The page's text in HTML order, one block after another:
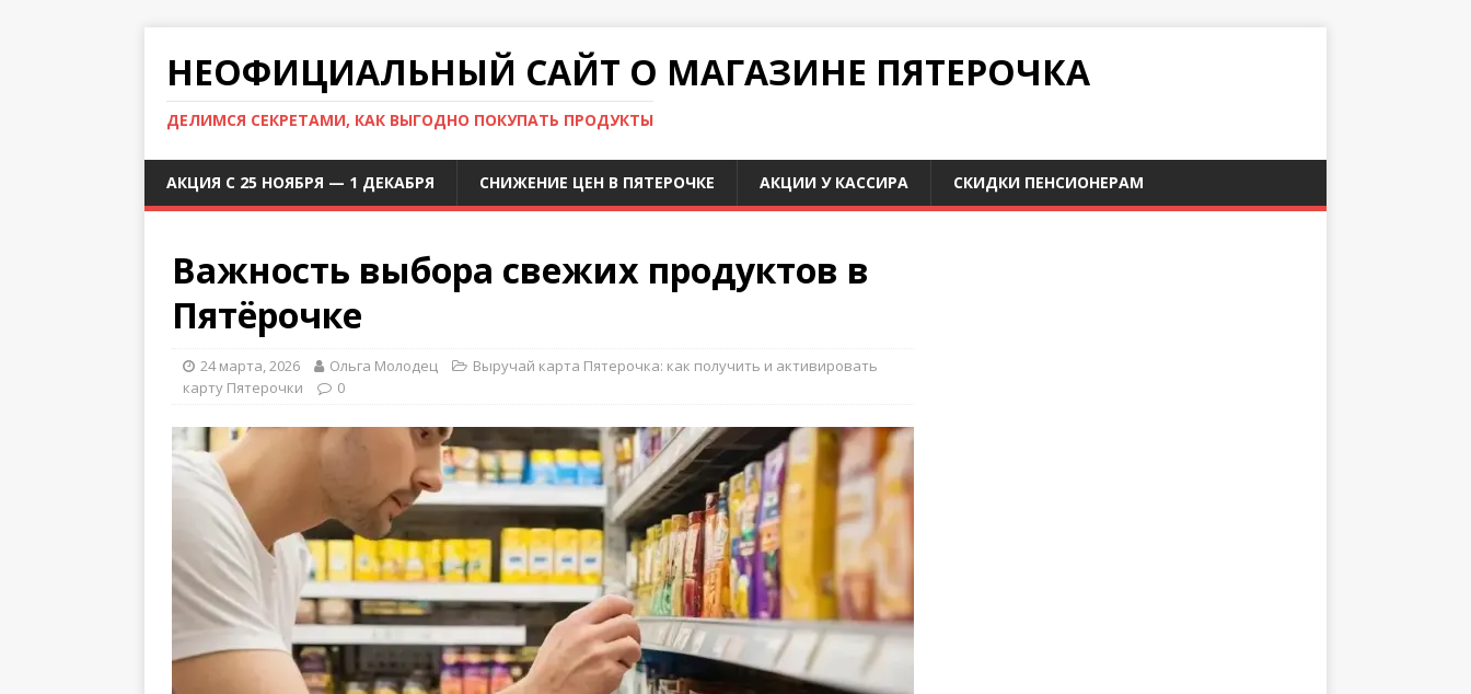
НЕОФИЦИАЛЬНЫЙ САЙТ О МАГАЗИНЕ ПЯТЕРОЧКА
ДЕЛИМСЯ СЕКРЕТАМИ, КАК ВЫГОДНО ПОКУПАТЬ ПРОДУКТЫ
АКЦИЯ С 25 НОЯБРЯ — 1 ДЕКАБРЯ СНИЖЕНИЕ ЦЕН В ПЯТЕРОЧКЕ АКЦИИ У КАССИРА СКИДКИ ПЕНСИОНЕРАМ
Важность выбора свежих продуктов в
Пятёрочке
24 марта, 2026 Ольга Молодец
Выручай карта Пятерочка: как получить и активировать
карту Пятерочки
0